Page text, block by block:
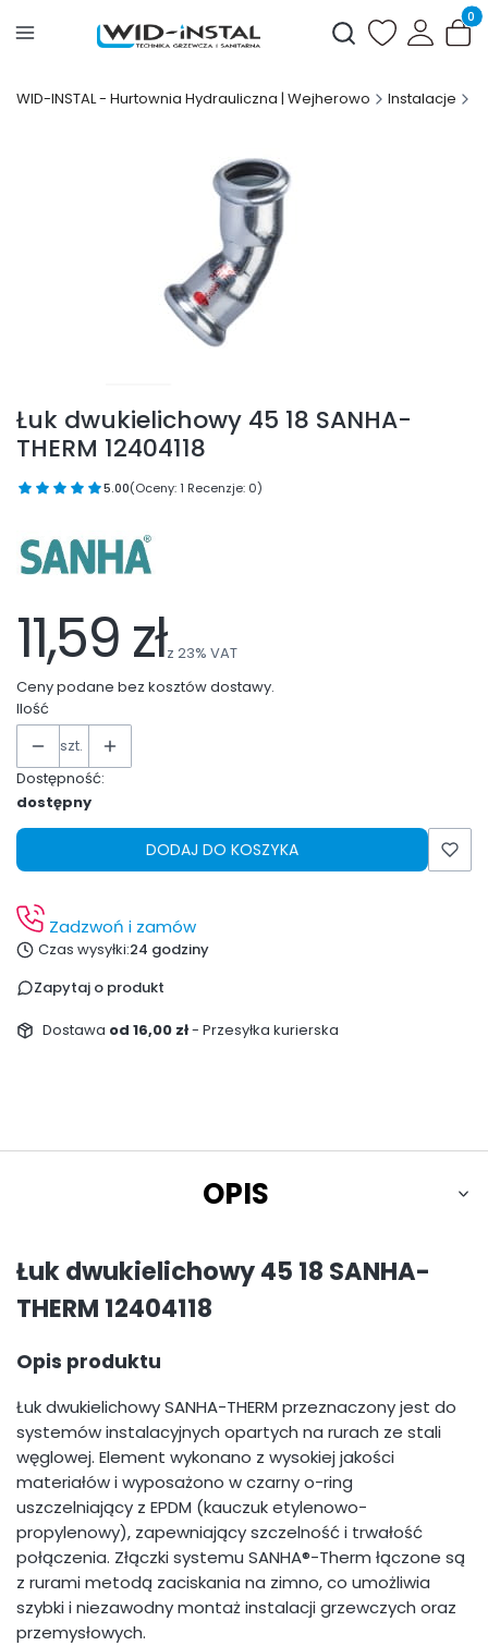
Otwórz
WID-INSTAL - Hurtownia Hydrauliczna | Wejherowo Instalacje
Łuk dwukielichowy 45 18 SANHA-
THERM 12404118
5.00(Oceny: 1 Recenzje: 0)
11,59 złz 23% VAT
Ceny podane bez kosztów dostawy.
Ilość
szt.
Dostępność:
dostępny
DODAJ DO KOSZYKA
Zadzwoń i zamów
Czas wysyłki:24 godziny
Zapytaj o produkt
Dostawa od 16,00 zł- Przesyłka kurierska
OPIS
Łuk dwukielichowy 45 18 SANHA-
THERM 12404118
Opis produktu
Łuk dwukielichowy SANHA-THERM przeznaczony jest do
systemów instalacyjnych opartych na rurach ze stali
węglowej. Element wykonano z wysokiej jakości
materiałów i wyposażono w czarny o-ring
uszczelniający z EPDM (kauczuk etylenowo-
propylenowy), zapewniający szczelność i trwałość
połączenia. Złączki systemu SANHA®-Therm łączone są
z rurami metodą zaciskania na zimno, co umożliwia
szybki i niezawodny montaż instalacji grzewczych oraz
przemysłowych.